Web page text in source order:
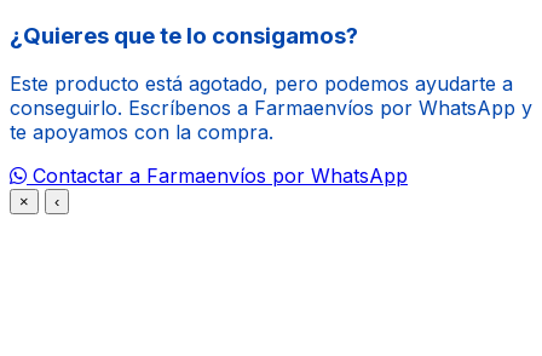
¿Quieres que te lo consigamos?
Este producto está agotado, pero podemos ayudarte a
conseguirlo. Escríbenos a Farmaenvíos por WhatsApp y
te apoyamos con la compra.
Contactar a Farmaenvíos por WhatsApp
× ‹